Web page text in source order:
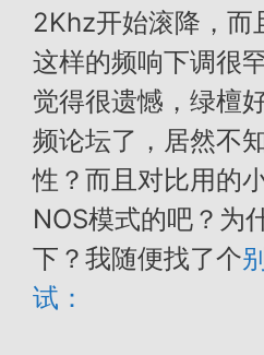
2Khz开始滚降，而
这样的频响下调很
觉得很遗憾，绿檀
频论坛了，居然不
性？而且对比用的
NOS模式的吧？为
下？我随便找了个
试：